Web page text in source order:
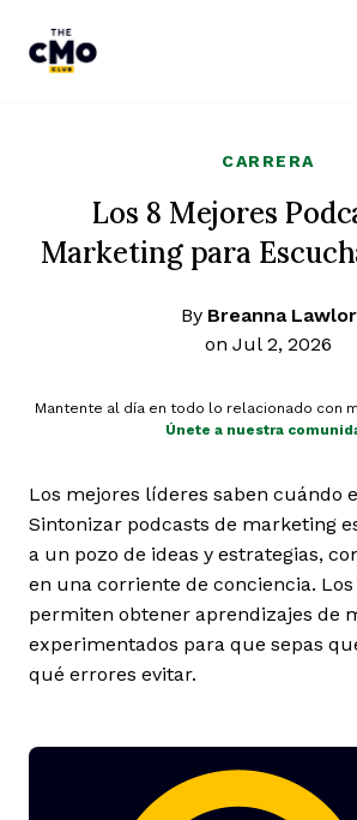
CARRERA
Los 8 Mejores
Marketing para
By Breanna Lawlor
on Jul 2, 2026
Mantente al día en todo lo relacionado con
Únete a nuestra
Los mejores líderes saben cuándo
Sintonizar podcasts de marketing
a un pozo de ideas y estrategias,
en una corriente de conciencia.
permiten obtener aprendizajes de
experimentados para que sepas
qué errores evitar.